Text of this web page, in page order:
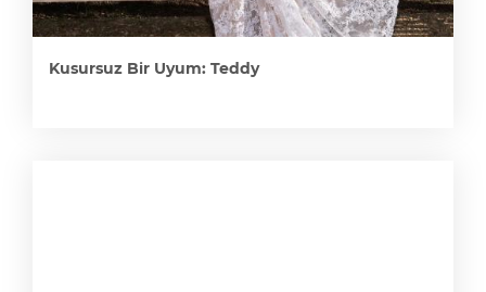
Kusursuz Bir Uyum: Teddy